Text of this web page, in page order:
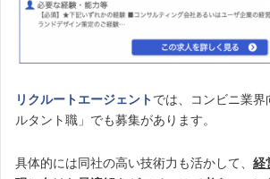
リクルートエージェントでは、コンビニ業
ルタント職」でも募集があります。
具体的には同社の高い技術力も活かして、 経